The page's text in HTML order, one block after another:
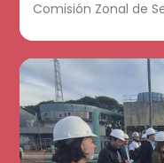
Comisión Zonal de